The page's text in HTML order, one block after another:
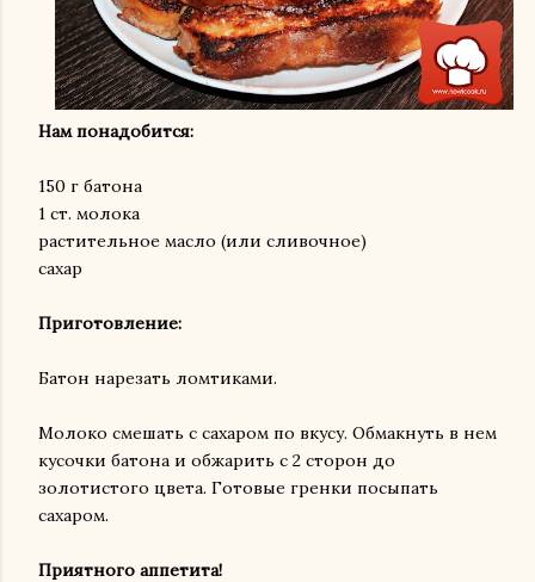
Нам понадобится:
150 г батона
1 ст. молока
растительное масло (или сливочное)
сахар
Приготовление:
Батон нарезать ломтиками.
Молоко смешать с сахаром по вкусу. Обмакнуть в нем
кусочки батона и обжарить с 2 сторон до
золотистого цвета. Готовые гренки посыпать
сахаром.
Приятного аппетита!